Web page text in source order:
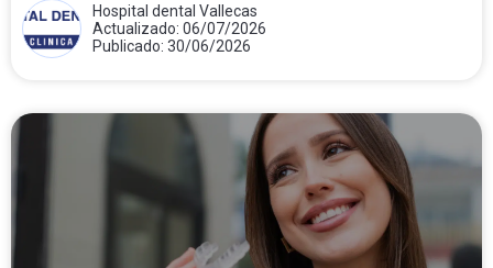
Hospital dental Vallecas
Actualizado: 06/07/2026
Publicado: 30/06/2026